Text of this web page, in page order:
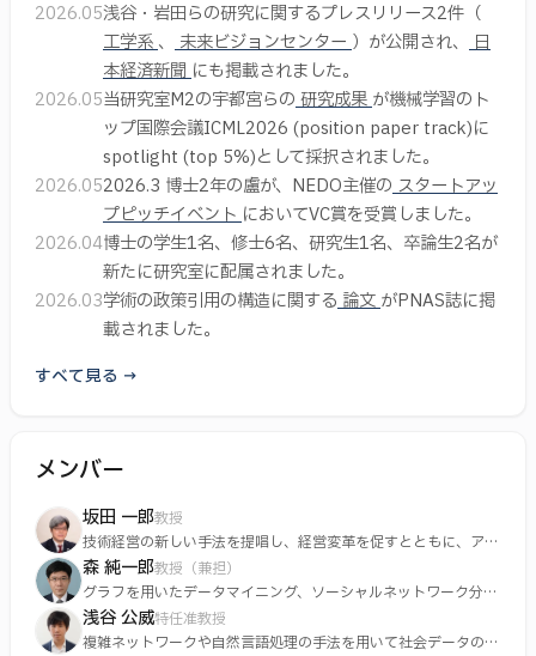
そうした手法を用いた考察の対象としては、大規模な学術
ビックデータ、ソーシャルメディア、取引関係やM&A等
を含む大規模な企業情報、列車を利用したトリップデー
タ、レビュー文など、様々なものを扱っています。生成AI
に関しては、逆学習を用いたLLMの解析に先駆的に取り組
んでいます。
さらに、このような研究を進めるための外部連携として、
「テクノロジー・インフォマティックス社会連携講座」や
「事前学習言語モデルとネットワークの融合に基づく科学
技術トレンド予測（NEDO/産業技術総合研究所）」の代
す。
す。リサーチインテリジェンス等の国際会議で招待講演を
行うほか、UTOKYO COMPASS推進に関する様々な活動
（グローバル・コモンズ、ビジョン形成、SDGs国際シン
ポジウム）、地方創成策や国土計画の政策立案への参加を
しています。また、学術ビックデータに関する開拓した技
法群を実装したウエブシステム「学術俯瞰・未来予測シス
2026.05浅谷・岩田らの研究に関するプレスリリース2件（
工学系、 未来ビジョンセンター）が公開され、 日
本経済新聞にも掲載されました。
2026.05当研究室M2の宇都宮らの研究成果が機械学習のト
ップ国際会議ICML2026 (position paper track)に
spotlight (top 5%)として採択されました。
2026.052026.3 博士2年の盧が、NEDO主催のスタートアッ
プピッチイベントにおいてVC賞を受賞しました。
2026.04博士の学生1名、修士6名、研究生1名、卒論生2名が
新たに研究室に配属されました。
2026.03学術の政策引用の構造に関する論文がPNAS誌に掲
載されました。
すべて見る →
メンバー
坂田 一郎教授
技術経営の新しい手法を提唱し、経営変革を促すとともに、アン
トレプレナーの育成を行っています。
森 純一郎教授（兼担）
グラフを用いたデータマイニング、ソーシャルネットワーク分
析、表現学習について研究を行っています。
浅谷 公威特任准教授
複雑ネットワークや自然言語処理の手法を用いて社会データの解